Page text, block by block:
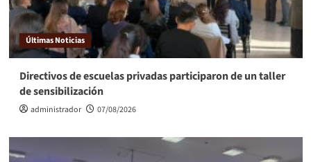
Últimas Noticias
Directivos de escuelas privadas participaron de un taller
de sensibilización
administrador 07/08/2026